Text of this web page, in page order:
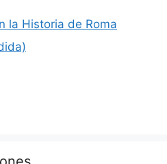
la Historia de Roma